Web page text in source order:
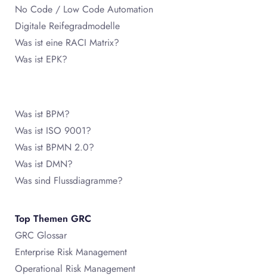
No Code / Low Code Automation
Digitale Reifegradmodelle
Was ist eine RACI Matrix?
Was ist EPK?
Was ist BPM?
Was ist ISO 9001?
Was ist BPMN 2.0?
Was ist DMN?
Was sind Flussdiagramme?
Top Themen GRC
GRC Glossar
Enterprise Risk Management
Operational Risk Management